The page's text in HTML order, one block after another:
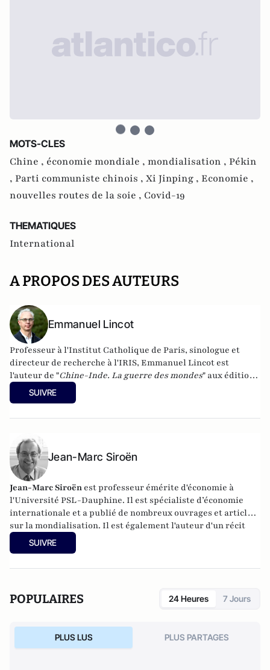
MOTS-CLES
Chine , économie mondiale , mondialisation , Pékin
, Parti communiste chinois , Xi Jinping , Economie ,
nouvelles routes de la soie , Covid-19
THEMATIQUES
International
A PROPOS DES AUTEURS
Emmanuel Lincot
Professeur à l'Institut Catholique de Paris, sinologue et
directeur de recherche à l'IRIS, Emmanuel Lincot est
l'auteur de "Chine-Inde. La guerre des mondes" aux éditions
Le Cerf (à paraître le 27 février).
SUIVRE
Jean-Marc Siroën
Jean-Marc Siroën est professeur émérite d'économie à
l'Université PSL-Dauphine. Il est spécialiste d’économie
internationale et a publié de nombreux ouvrages et articles
sur la mondialisation. Il est également l'auteur d'un récit
romancé (en trois tomes) autour de l'économiste J.M. Keynes
: "Mr Keynes et les extravagants". Site :
SUIVRE
POPULAIRES 24 Heures 7 Jours
PLUS LUS PLUS PARTAGES